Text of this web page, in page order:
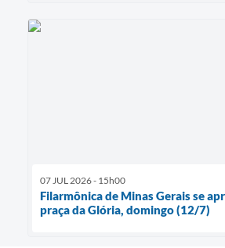
07 JUL 2026 - 15h00
Filarmônica de Minas Gerais se
praça da Glória, domingo (12/7)